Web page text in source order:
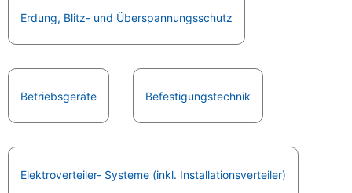
Erdung, Blitz- und Überspannungsschutz
Betriebsgeräte Befestigungstechnik
Elektroverteiler- Systeme (inkl. Installationsverteiler)